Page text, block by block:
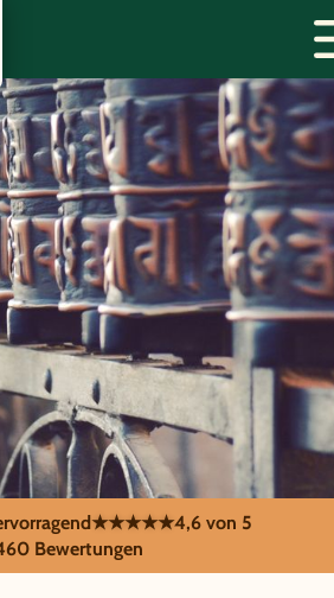
Im Land der
★★★★★4,6 von 5
Bewertungen